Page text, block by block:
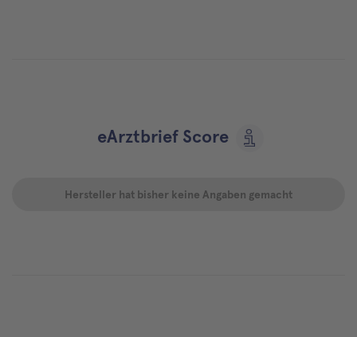
eArztbrief Score
Hersteller hat bisher keine Angaben gemacht